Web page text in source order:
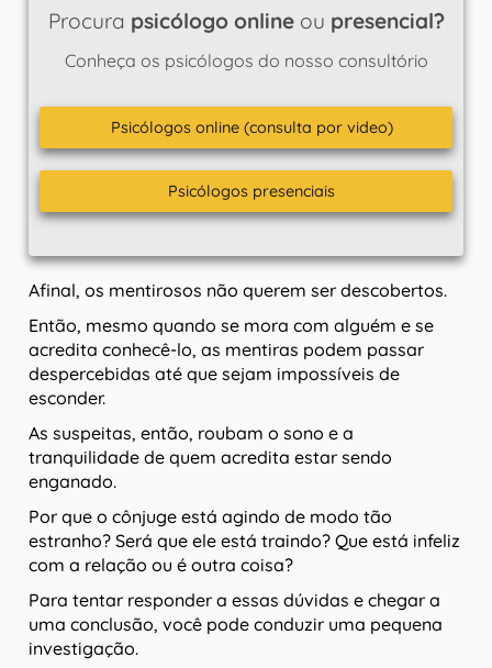
Procura psicólogo onlineou presencial?
Conheça os psicólogos do nosso consultório
Psicólogos online (consulta por video)
Psicólogos presenciais
Afinal, os mentirosos não querem ser descobertos.
Então, mesmo quando se mora com alguém e se
acredita conhecê-lo, as mentiras podem passar
despercebidas até que sejam impossíveis de
esconder.
As suspeitas, então, roubam o sono e a
tranquilidade de quem acredita estar sendo
enganado.
Por que o cônjuge está agindo de modo tão
estranho? Será que ele está traindo? Que está infeliz
com a relação ou é outra coisa?
Para tentar responder a essas dúvidas e chegar a
uma conclusão, você pode conduzir uma pequena
investigação.